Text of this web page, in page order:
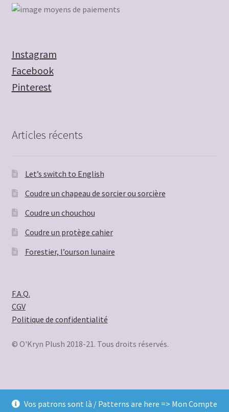
Vos patrons sont là / Patterns are here => Mon Compte
Instagram
Facebook
Pinterest
Articles récents
Let’s switch to English
Coudre un chapeau de sorcier ou sorcière
Coudre un chouchou
Coudre un protège cahier
Forestier, l’ourson lunaire
F.A.Q.
CGV
Politique de confidentialité
© O'Kryn Plush 2018-21. Tous droits réservés.
© O'Kryn Plush 2026